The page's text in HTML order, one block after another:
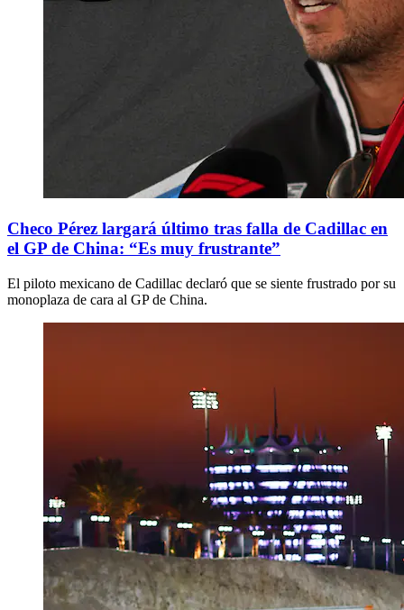
Checo Pérez largará último tras falla de Cadillac en
el GP de China: “Es muy frustrante”
El piloto mexicano de Cadillac declaró que se siente frustrado por su
monoplaza de cara al GP de China.